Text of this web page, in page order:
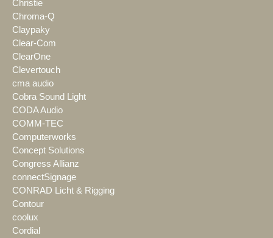
Christie
Chroma-Q
Claypaky
Clear-Com
ClearOne
Clevertouch
cma audio
Cobra Sound Light
CODA Audio
COMM-TEC
Computerworks
Concept Solutions
Congress Allianz
connectSignage
CONRAD Licht & Rigging
Contour
coolux
Cordial